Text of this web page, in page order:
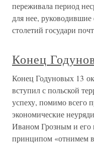
переживала период
для нее,
столетий государи
Конец
Конец Годуновых 13
вступил с польской
успеху, помимо всего
экономические
Иваном Грозным и
принципом «отнимем